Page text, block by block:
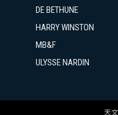
DE BETHUNE
HARRY WINSTON
MB&F
ULYSSE NARDIN
天